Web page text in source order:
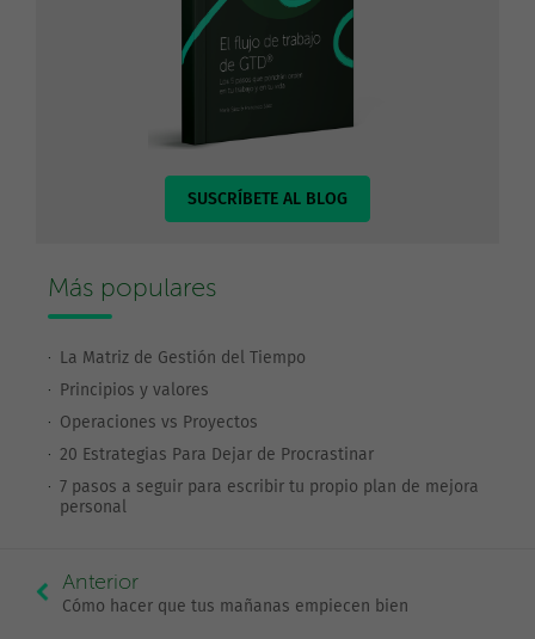
SUSCRÍBETE AL BLOG
Más populares
La Matriz de Gestión del Tiempo
Principios y valores
Operaciones vs Proyectos
20 Estrategias Para Dejar de Procrastinar
7 pasos a seguir para escribir tu propio plan de mejora
personal
Anterior
Cómo hacer que tus mañanas empiecen bien